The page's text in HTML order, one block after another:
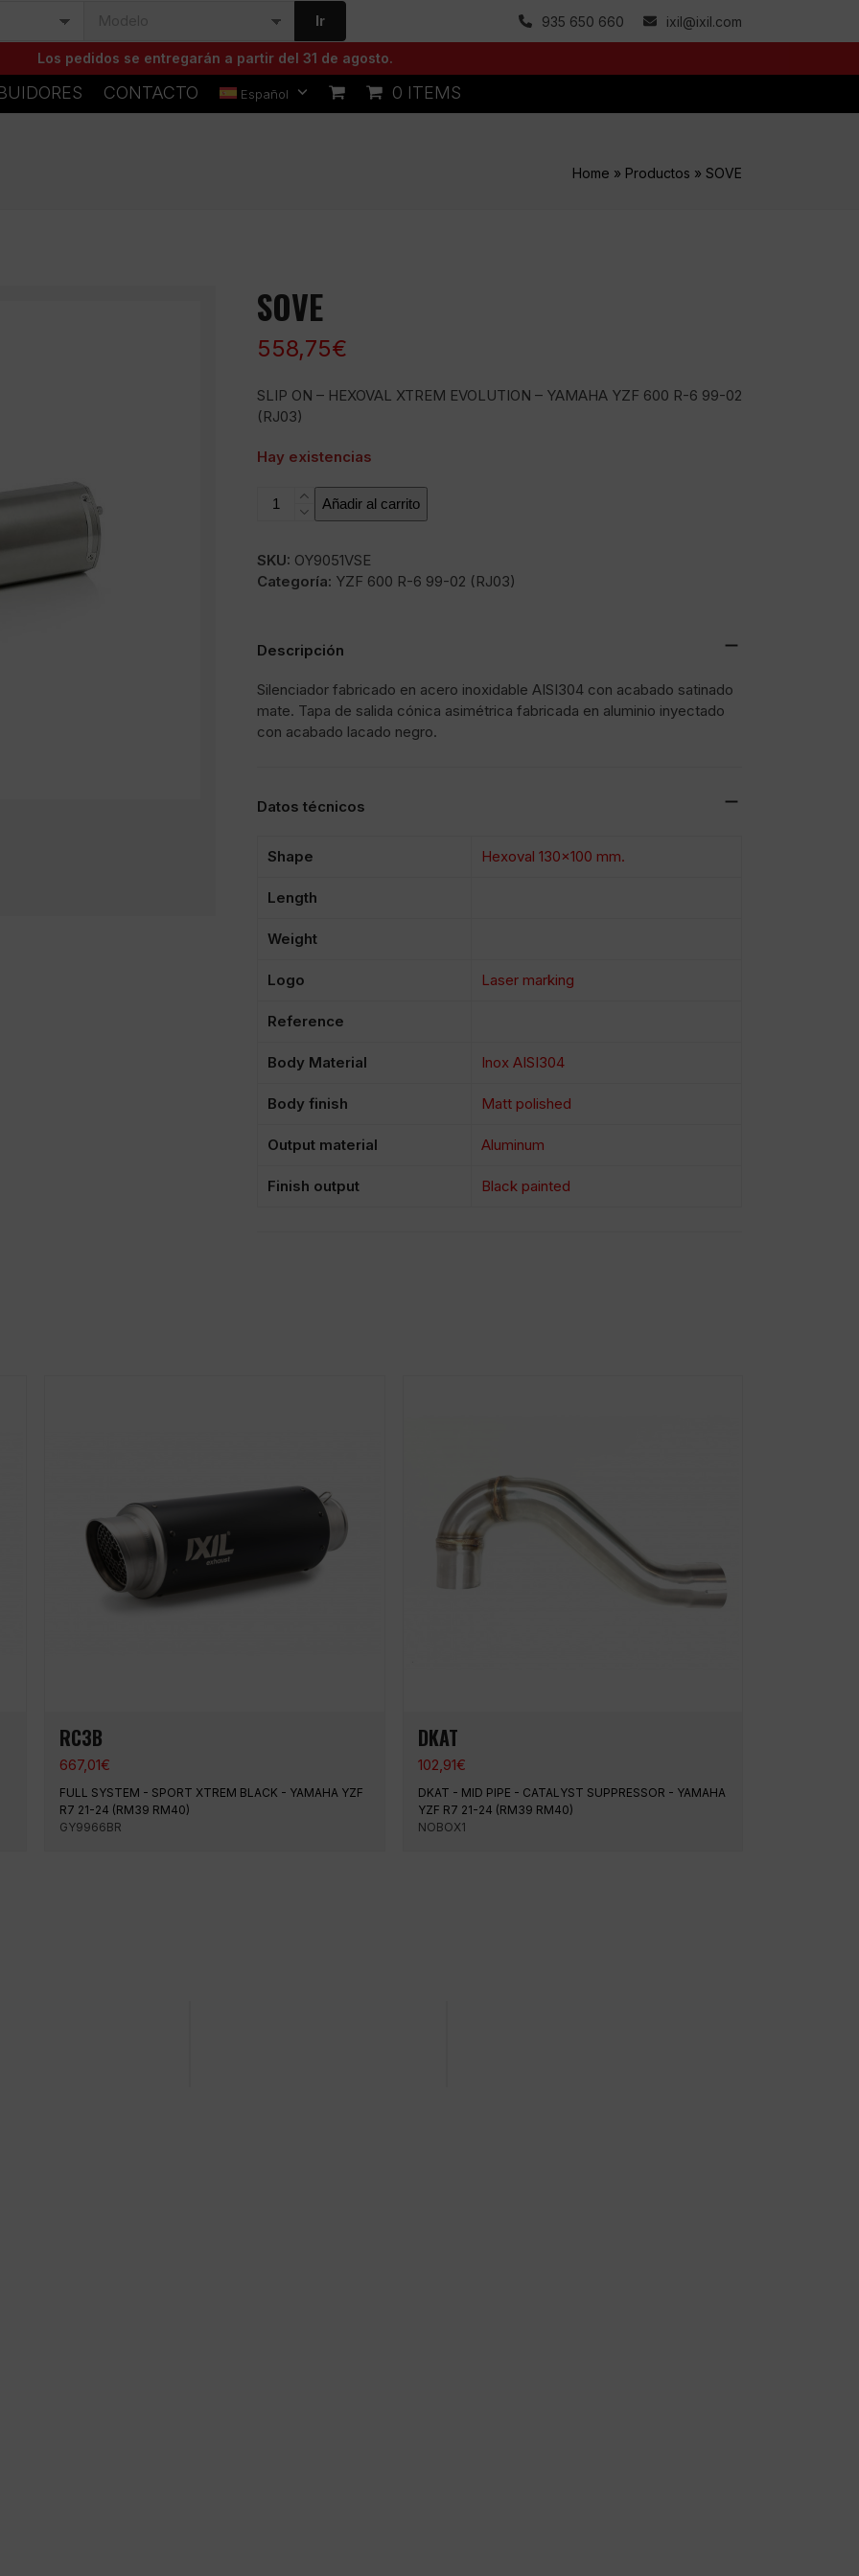
Ir 935 650 660 ixil@ixil.com
Los pedidos se entregarán a partir del 31 de agosto.
CONTACTO Español 0 ITEMS
Home » Productos » SOVE
SOVE
558,75€
SLIP ON – HEXOVAL XTREM EVOLUTION – YAMAHA YZF 600 R-6 99-02
(RJ03)
Hay existencias
SOVE
cantidad
Añadir al carrito
SKU: OY9051VSE
Categoría: YZF 600 R-6 99-02 (RJ03)
Descripción
Silenciador fabricado en acero inoxidable AISI304 con acabado satinado
mate. Tapa de salida cónica asimétrica fabricada en aluminio inyectado
con acabado lacado negro.
Datos técnicos
Shape Hexoval 130×100 mm.
Length
Weight
Logo Laser marking
Reference
Body Material Inox AISI304
Body finish Matt polished
Output material Aluminum
Finish output Black painted
RC3B
667,01€
FULL SYSTEM - SPORT XTREM BLACK - YAMAHA YZF
R7 21-24 (RM39 RM40)
GY9966BR
DKAT
102,91€
DKAT - MID PIPE - CATALYST SUPPRESSOR - YAMAHA
YZF R7 21-24 (RM39 RM40)
NOBOX1